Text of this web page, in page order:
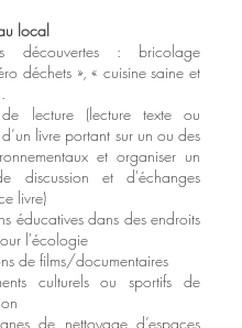
local
découvertes : bricolage
déchets »,« cuisine saine et
.
lecture (lecture texte ou
livre portant sur un ou des
et organiser un
discussion et d'échanges
livre)
éducatives dans des endroits
l'écologie
de films/documentaires
culturels ou sportifs de
de nettoyage d’espaces